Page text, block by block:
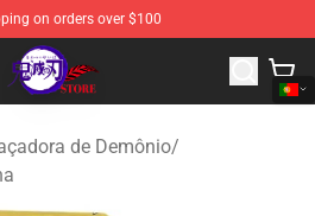
on orders over $100
- Official Kimetsu no Yaiba
de Demônio/